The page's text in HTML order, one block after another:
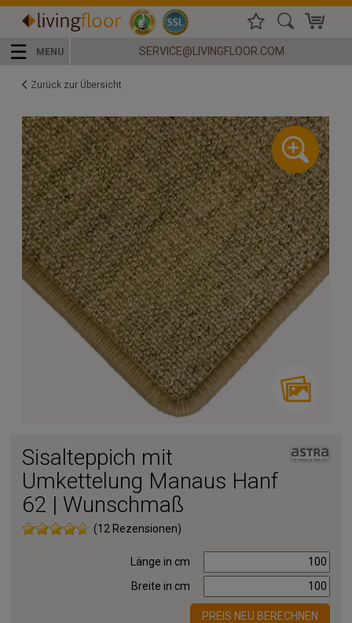
☰ MENU SERVICE@LIVINGFLOOR.COM
Zurück zur Übersicht
Sisalteppich mit
Umkettelung Manaus Hanf
62 | Wunschmaß
(12 Rezensionen)
Länge in cm
Breite in cm
PREIS NEU BERECHNEN